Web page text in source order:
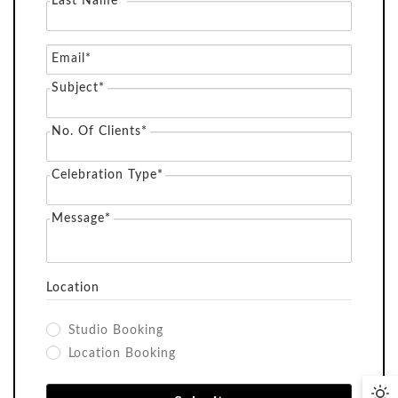
Email*
Subject*
No. Of Clients*
Celebration Type*
Message*
Location
Studio Booking
Location Booking
Titre Du Produit
Prix habituel
£19.99